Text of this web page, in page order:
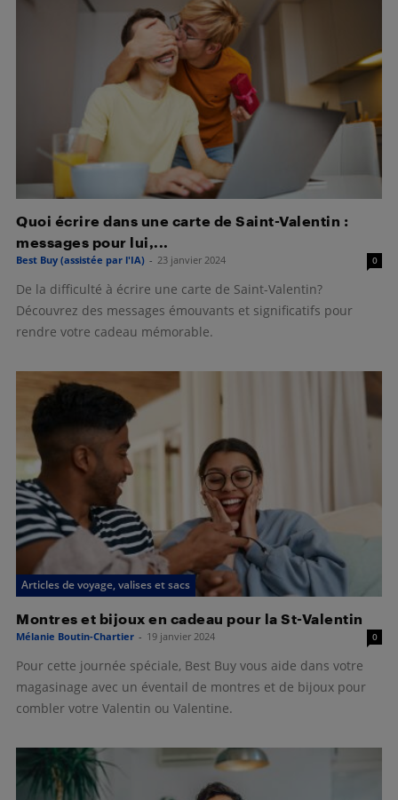
Quoi écrire dans une carte de Saint-Valentin :
messages pour lui,...
Best Buy (assistée par l'IA) - 23 janvier 2024 0
De la difficulté à écrire une carte de Saint-Valentin?
Découvrez des messages émouvants et significatifs pour
rendre votre cadeau mémorable.
Articles de voyage, valises et sacs
Montres et bijoux en cadeau pour la St-Valentin
Mélanie Boutin-Chartier - 19 janvier 2024 0
Pour cette journée spéciale, Best Buy vous aide dans votre
magasinage avec un éventail de montres et de bijoux pour
combler votre Valentin ou Valentine.